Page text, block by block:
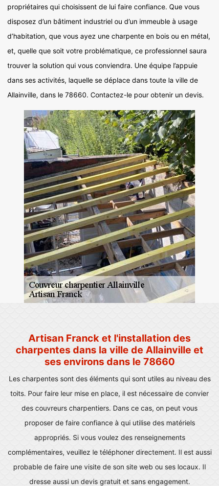
propriétaires qui choisissent de lui faire confiance. Que vous
disposez d’un bâtiment industriel ou d’un immeuble à usage
d’habitation, que vous ayez une charpente en bois ou en métal,
et, quelle que soit votre problématique, ce professionnel saura
trouver la solution qui vous conviendra. Une équipe l’appuie
dans ses activités, laquelle se déplace dans toute la ville de
Allainville, dans le 78660. Contactez-le pour obtenir un devis.
Artisan Franck et l'installation des
charpentes dans la ville de Allainville et
ses environs dans le 78660
Les charpentes sont des éléments qui sont utiles au niveau des
toits. Pour faire leur mise en place, il est nécessaire de convier
des couvreurs charpentiers. Dans ce cas, on peut vous
proposer de faire confiance à qui utilise des matériels
appropriés. Si vous voulez des renseignements
complémentaires, veuillez le téléphoner directement. Il est aussi
probable de faire une visite de son site web ou ses locaux. Il
dresse aussi un devis gratuit et sans engagement.